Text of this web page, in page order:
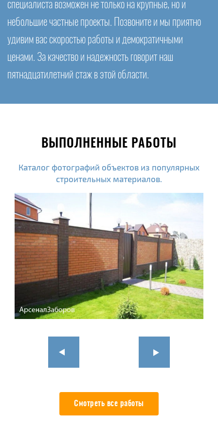
специалиста возможен не только на крупные, но и
небольшие частные проекты. Позвоните и мы приятно
удивим вас скоростью работы и демократичными
ценами. За качество и надежность говорит наш
пятнадцатилетний стаж в этой области.
ВЫПОЛНЕННЫЕ РАБОТЫ
Каталог фотографий объектов из популярных
строительных материалов.
Смотреть все работы